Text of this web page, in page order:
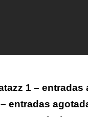
1 – entradas
entradas